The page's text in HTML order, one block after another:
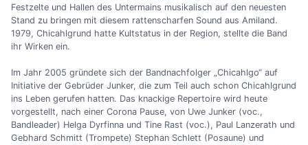
Festzelte und Hallen des Untermains musikalisch auf den neuesten
Stand zu bringen mit diesem rattenscharfen Sound aus Amiland.
1979, Chicahlgrund hatte Kultstatus in der Region, stellte die Band
ihr Wirken ein.
Im Jahr 2005 gründete sich der Bandnachfolger „Chicahlgo“ auf
Initiative der Gebrüder Junker, die zum Teil auch schon Chicahlgrund
ins Leben gerufen hatten. Das knackige Repertoire wird heute
vorgestellt, nach einer Corona Pause, von Uwe Junker (voc.,
Bandleader) Helga Dyrfinna und Tine Rast (voc.), Paul Lanzerath und
Gebhard Schmitt (Trompete) Stephan Schlett (Posaune) und